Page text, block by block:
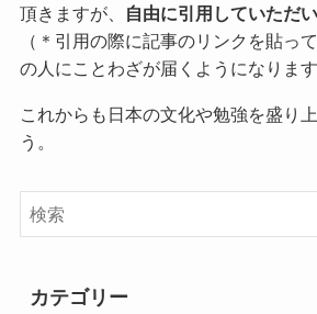
頂きますが、
自由に引用していただ
（＊引用の際に記事のリンクを貼っ
の人にことわざが届くようになります
これからも日本の文化や勉強を盛り
う。
カテゴリー